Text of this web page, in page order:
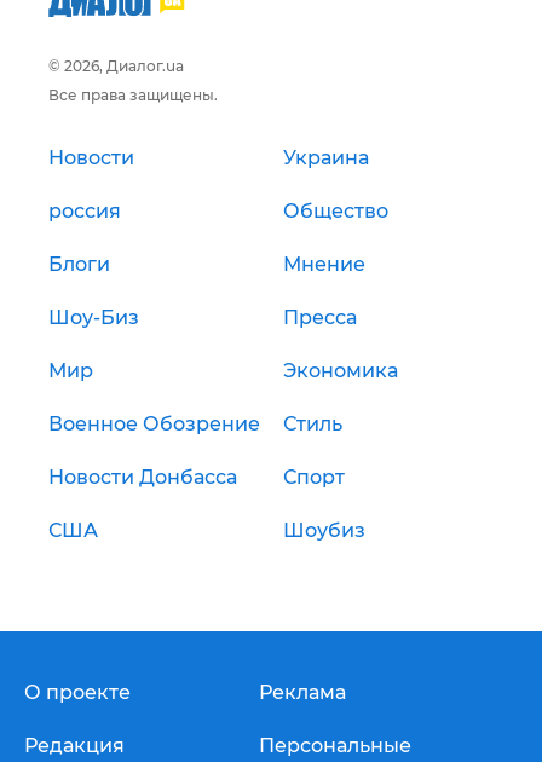
© 2026, Диалог.ua
Все права защищены.
Новости Украина
россия Общество
Блоги Мнение
Шоу-Биз Пресса
Мир Экономика
Военное Обозрение Стиль
Новости Донбасса Спорт
США Шоубиз
О проекте
Редакция
Реклама
Персональные